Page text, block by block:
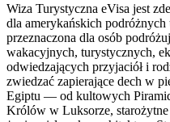
Wiza Turystyczna eVisa jest
dla amerykańskich
przeznaczona dla osób
wakacyjnych, turystycznych,
odwiedzających przyjaciół i
zwiedzać zapierające dech w
Egiptu — od kultowych
Królów w Luksorze,